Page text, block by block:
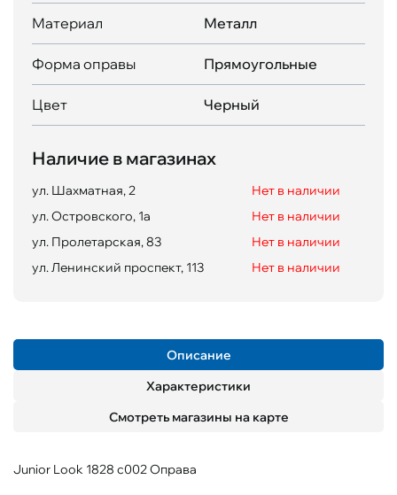
Материал Металл
Форма оправы Прямоугольные
Цвет Черный
Наличие в магазинах
ул. Шахматная, 2
Нет в наличии
ул. Островского, 1а
Нет в наличии
ул. Пролетарская, 83
Нет в наличии
ул. Ленинский проспект, 113
Нет в наличии
Описание
Характеристики
Смотреть магазины на карте
Junior Look 1828 c002 Оправа